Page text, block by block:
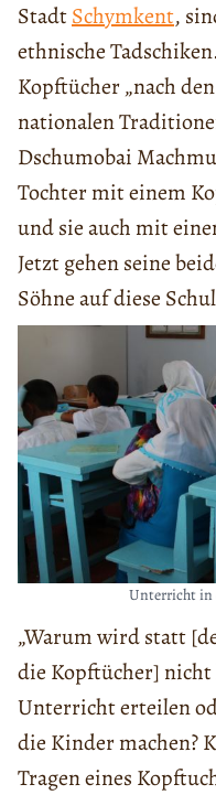
StadtSchymkent,
ethnische
Kopftücher „nach
nationalen
Dschumobai
Tochter mit einem
und sie auch mit
Jetzt gehen seine
Söhne auf diese
Unterricht in
„Warum wird statt
die Kopftücher]
Unterricht erteilen
die Kinder machen?
Tragen eines